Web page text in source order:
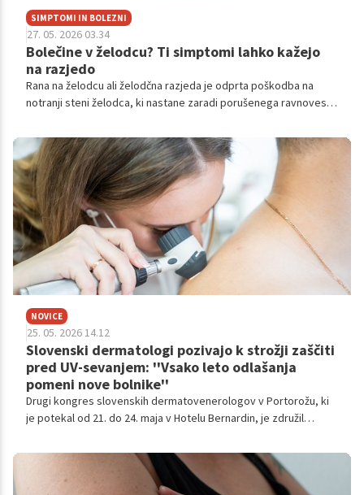
SIMPTOMI IN BOLEZNI
27. 05. 2026 03.34
Bolečine v želodcu? Ti simptomi lahko kažejo
na razjedo
Rana na želodcu ali želodčna razjeda je odprta poškodba na
notranji steni želodca, ki nastane zaradi porušenega ravnovesja
NOVICE
25. 05. 2026 14.12
Slovenski dermatologi pozivajo k strožji zaščiti
pred UV-sevanjem: ''Vsako leto odlašanja
pomeni nove bolnike''
Drugi kongres slovenskih dermatovenerologov v Portorožu, ki
je potekal od 21. do 24. maja v Hotelu Bernardin, je združil
raku ter potrebo po strožjem urejanju zaščite delavcev na
prostem pred nevarnim ultravijoličnim sevanjem. Zaradi
velikega števila tujih udeležencev je celoten program potekal v